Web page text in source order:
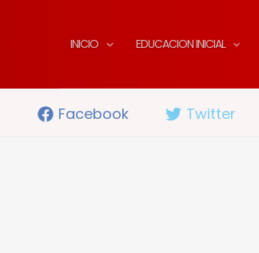
INICIO EDUCACION INICIAL
Facebook Twitter